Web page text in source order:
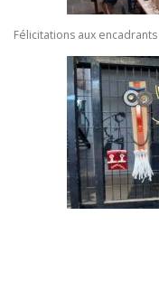
Félicitations aux